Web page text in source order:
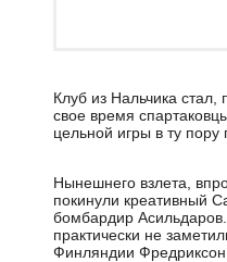
Клуб из Нальчика
свое время
цельной игры в ту
Нынешнего взлета,
покинули креативный
бомбардир
практически не
Финляндии